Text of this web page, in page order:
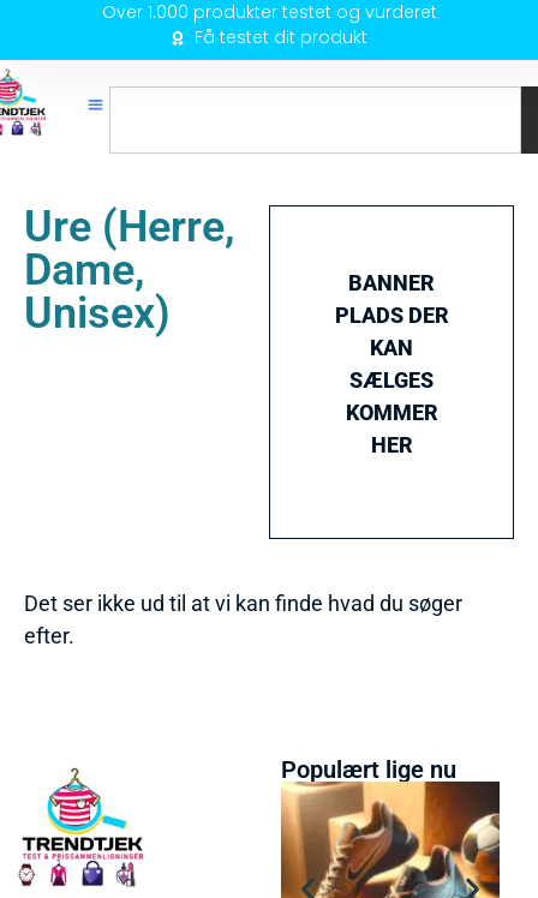
Over 1.000 produkter testet og vurderet
Få testet dit produkt
Ure (Herre,
Dame,
Unisex)
BANNER
PLADS DER
KAN
SÆLGES
KOMMER
HER
Det ser ikke ud til at vi kan finde hvad du søger
efter.
Populært lige nu